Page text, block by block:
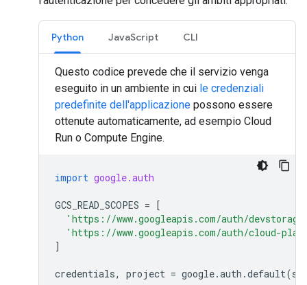
Python JavaScript CLI
Questo codice prevede che il servizio venga
eseguito in un ambiente in cui le credenziali
predefinite dell'applicazione possono essere
ottenute automaticamente, ad esempio Cloud
Run o Compute Engine.
import google.auth
GCS_READ_SCOPES = [
'https://www.googleapis.com/auth/
'https://www.googleapis.com/auth/cloud-
]
credentials, project = google.auth .default(